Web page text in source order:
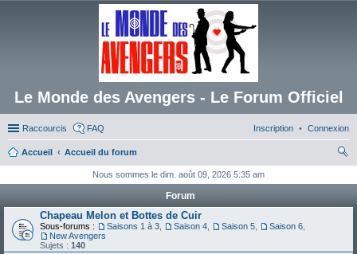
Le Monde des Avengers - Le Forum Officiel
Raccourcis FAQ Connexion
Inscription
Accueil
Accueil du forum
ch
Nous sommes le dim. août 09, 2026 5:35 am
Forum
Chapeau Melon et Bottes de Cuir
Sous-forums : Saisons 1 à 3 Saison 4 Saison 5 Saison 6
New Avengers
Sujets : 140